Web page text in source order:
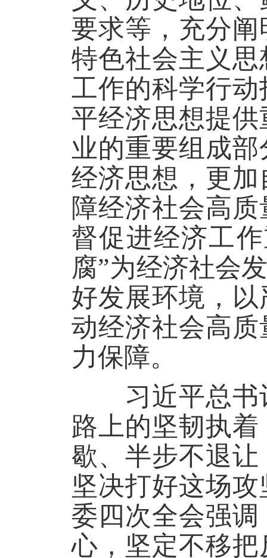
要求等，充分
特色社会主义
工作的科学行
平经济思想提
业的重要组成
经济思想，更
障经济社会高
督促进经济工
腐”为经济社会
好发展环境，
动经济社会高
力保障。
习近平总书记
路上的坚韧执
歇、半步不退
坚决打好这场
委四次全会强
心，坚定不移